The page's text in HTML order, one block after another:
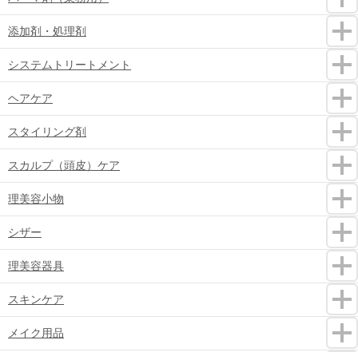
添加剤・処理剤
システムトリートメント
ヘアケア
スタイリング剤
スカルプ（頭皮）ケア
理美容小物
シザー
理美容器具
スキンケア
メイク用品